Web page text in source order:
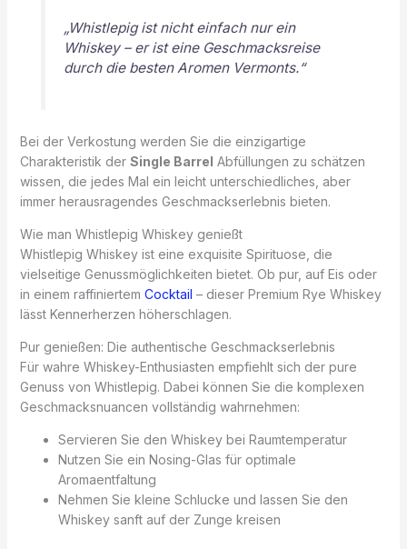
„Whistlepig ist nicht einfach nur ein
Whiskey – er ist eine Geschmacksreise
durch die besten Aromen Vermonts.“
Bei der Verkostung werden Sie die einzigartige
Charakteristik der Single Barrel Abfüllungen zu schätzen
wissen, die jedes Mal ein leicht unterschiedliches, aber
immer herausragendes Geschmackserlebnis bieten.
Wie man Whistlepig Whiskey genießt
Whistlepig Whiskey ist eine exquisite Spirituose, die
vielseitige Genussmöglichkeiten bietet. Ob pur, auf Eis oder
in einem raffiniertem Cocktail – dieser Premium Rye Whiskey
lässt Kennerherzen höherschlagen.
Pur genießen: Die authentische Geschmackserlebnis
Für wahre Whiskey-Enthusiasten empfiehlt sich der pure
Genuss von Whistlepig. Dabei können Sie die komplexen
Geschmacksnuancen vollständig wahrnehmen:
Servieren Sie den Whiskey bei Raumtemperatur
Nutzen Sie ein Nosing-Glas für optimale
Aromaentfaltung
Nehmen Sie kleine Schlucke und lassen Sie den
Whiskey sanft auf der Zunge kreisen